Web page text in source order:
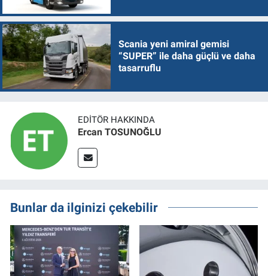
Scania yeni amiral gemisi
“SUPER” ile daha güçlü ve daha
tasarruflu
EDITÖR HAKKINDA
Ercan TOSUNOĞLU
Bunlar da ilginizi çekebilir